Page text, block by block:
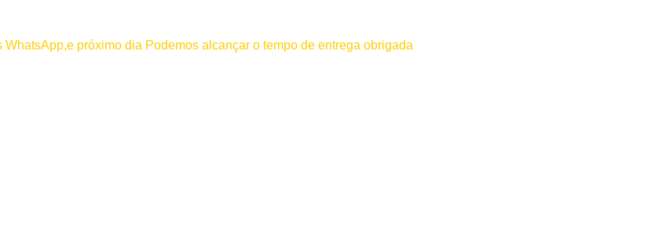
próximo dia Podemos alcançar o tempo de entrega obrigada